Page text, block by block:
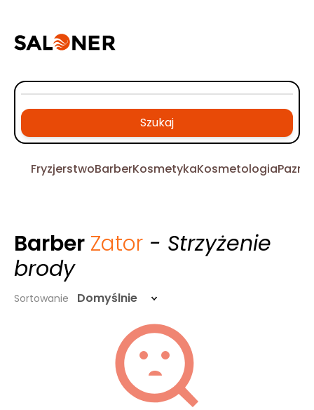
Szukaj
FryzjerstwoBarberKosmetykaKosmetologia
Barber Zator - Strzyżenie
brody
Sortowanie Domyślnie